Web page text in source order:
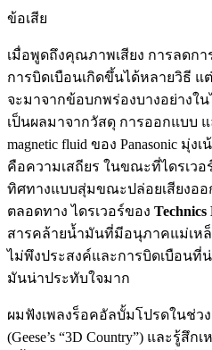
ข้อเสีย
เมื่อพูดถึงคุณภาพเสียง การลดก
การบิดเบือนเกิดขึ้นได้หลายวิธี แ
จะมาจากข้อบกพร่องบางอย่างใ
เป็นผลมาจากวัสดุ การออกแบบ
magnetic fluid ของ Panasonic มุ่
คือความเสถียร ในขณะที่ไดรเว
ทิศทางแบบสุ่มขณะปล่อยเสียงออ
ตลอดทาง ไดรเวอร์ของ
สารคล้ายน้ำมันที่มีอนุภาคแม่เห
ไม่พึงประสงค์และการบิดเบือนที่
มันน่าประทับใจมาก
ผมฟังเพลงร็อคอัลบั้มโปรดในช่ว
(Geese’s “3D Country”) และรู้สึ